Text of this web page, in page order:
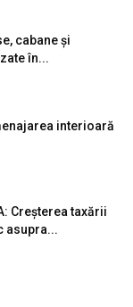
cabane şi
în...
interioară
Creșterea taxării
asupra...